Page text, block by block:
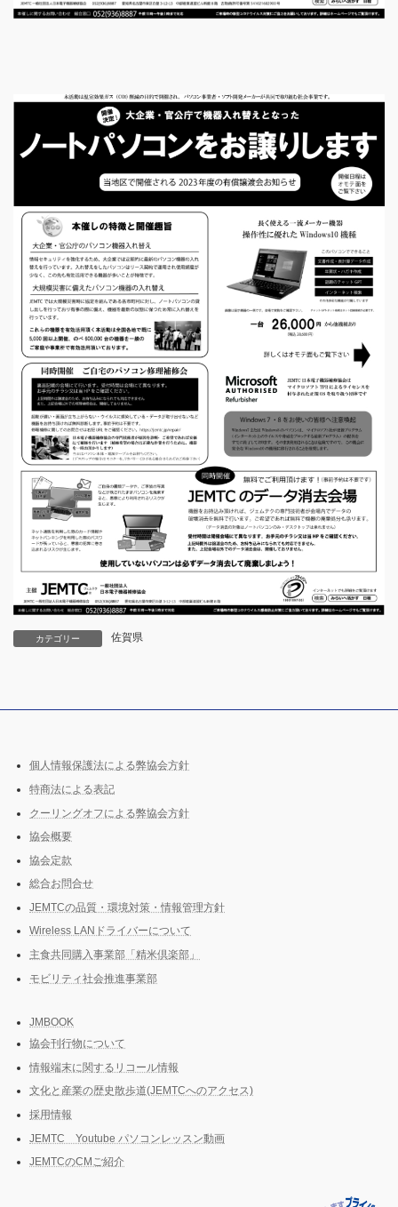
カテゴリー 佐賀県
個人情報保護法による弊協会方針
特商法による表記
クーリングオフによる弊協会方針
協会概要
協会定款
総合お問合せ
JEMTCの品質・環境対策・情報管理方針
Wireless LANドライバーについて
主食共同購入事業部「精米倶楽部」
モビリティ社会推進事業部
JMBOOK
協会刊行物について
情報端末に関するリコール情報
文化と産業の歴史散歩道(JEMTCへのアクセス)
採用情報
JEMTC Youtube パソコンレッスン動画
JEMTCのCMご紹介